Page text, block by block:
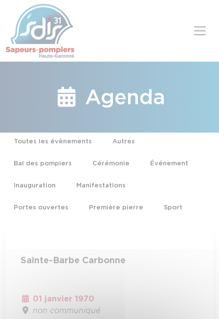
Agenda
Toutes les évènements Autres
Bal des pompiers Cérémonie Événement
Inauguration Manifestations
Portes ouvertes Première pierre Sport
Sainte-Barbe Carbonne
01 janvier 1970
non communiqué
Panneau de gestion des cookies